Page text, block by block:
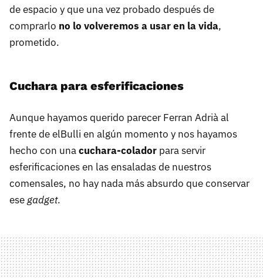
de espacio y que una vez probado después de
comprarlo no lo volveremos a usar en la vida,
prometido.
Cuchara para esferificaciones
Aunque hayamos querido parecer Ferran Adrià al
frente de elBulli en algún momento y nos hayamos
hecho con unacuchara-colador para servir
esferificaciones en las ensaladas de nuestros
comensales, no hay nada más absurdo que conservar
esegadget.